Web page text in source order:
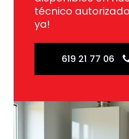
técnico
ya!
619 21 77 06